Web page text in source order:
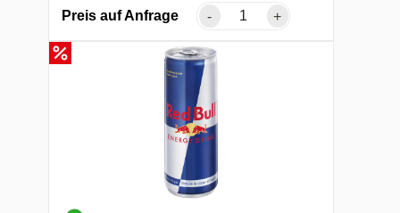
Preis auf Anfrage - +